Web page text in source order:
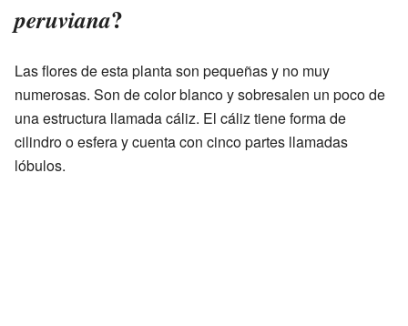
peruviana?
Las flores de esta planta son pequeñas y no muy
numerosas. Son de color blanco y sobresalen un poco de
una estructura llamada cáliz. El cáliz tiene forma de
cilindro o esfera y cuenta con cinco partes llamadas
lóbulos.